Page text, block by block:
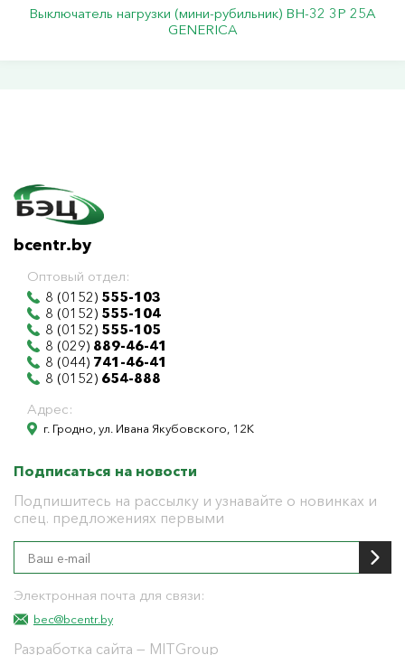
Выключатель нагрузки (мини-рубильник) ВН-32 3Р 25А
GENERICA
bcentr.by
Оптовый отдел:
8 (0152) 555-103
8 (0152) 555-104
8 (0152) 555-105
8 (029) 889-46-41
8 (044) 741-46-41
8 (0152) 654-888
Адрес:
г. Гродно, ул. Ивана Якубовского, 12К
Подписаться на новости
Подпишитесь на рассылку и узнавайте о новинках и
спец. предложениях первыми
Электронная почта для связи:
bec@bcentr.by
Разработка сайта — MITGroup